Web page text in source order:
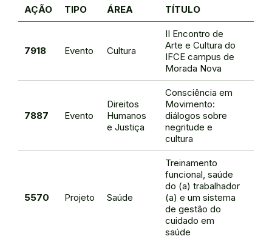
AÇÃO TIPO ÁREA TÍTULO
7918 Evento Cultura
II Encontro de
Arte e Cultura do
IFCE campus de
Morada Nova
7887 Evento
Direitos
Humanos
e Justiça
Consciência em
Movimento:
diálogos sobre
negritude e
cultura
5570 Projeto Saúde
Treinamento
funcional, saúde
do (a) trabalhador
(a) e um sistema
de gestão do
cuidado em
saúde